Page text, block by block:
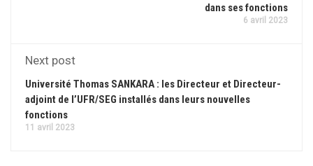
dans ses fonctions
6 avril 2023
Next post
Université Thomas SANKARA : les Directeur et Directeur-
adjoint de l’UFR/SEG installés dans leurs nouvelles
fonctions
11 avril 2023